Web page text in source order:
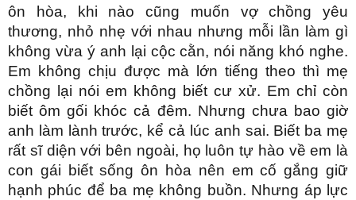
ôn hòa, khi nào cũng muốn vợ chồng yêu
thương, nhỏ nhẹ với nhau nhưng mỗi lần làm gì
không vừa ý anh lại cộc cằn, nói năng khó nghe.
Em không chịu được mà lớn tiếng theo thì mẹ
chồng lại nói em không biết cư xử. Em chỉ còn
biết ôm gối khóc cả đêm. Nhưng chưa bao giờ
anh làm lành trước, kể cả lúc anh sai. Biết ba mẹ
rất sĩ diện với bên ngoài, họ luôn tự hào về em là
con gái biết sống ôn hòa nên em cố gắng giữ
hạnh phúc để ba mẹ không buồn. Nhưng áp lực